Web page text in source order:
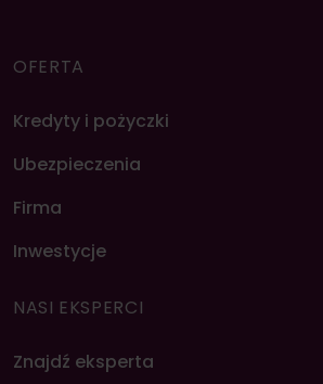
OFERTA
Kredyty i pożyczki
Ubezpieczenia
Firma
Inwestycje
NASI EKSPERCI
Znajdź eksperta